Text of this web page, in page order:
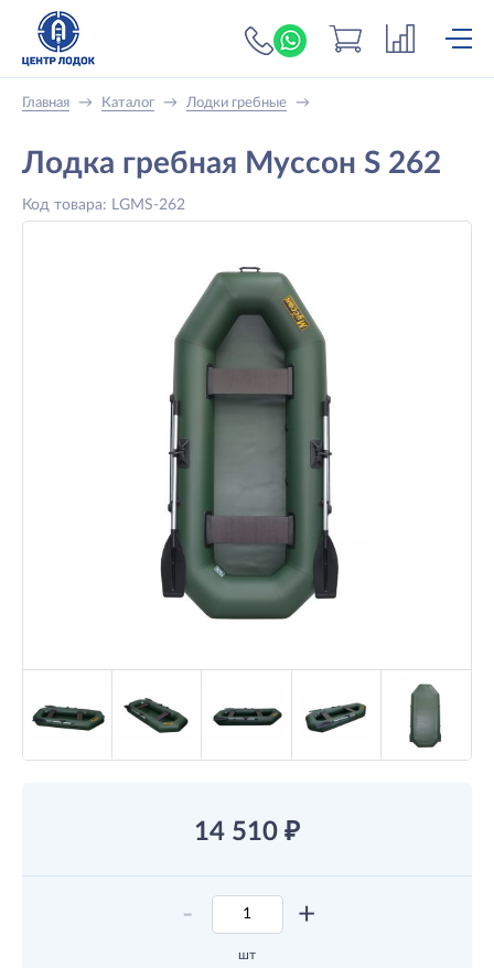
+7 (919) 698-56-
Главная → Каталог → Лодки гребные →
Лодка гребная Муссон S 262
Код товара: LGMS-262
14 510 ₽
- +
шт